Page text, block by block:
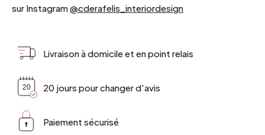
sur Instagram@cderafelis_interiordesign
Livraison à domicile et en point relais
20 jours pour changer d'avis
Paiement sécurisé